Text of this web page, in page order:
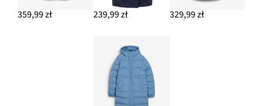
359,99 zł 239,99 zł 329,99 zł